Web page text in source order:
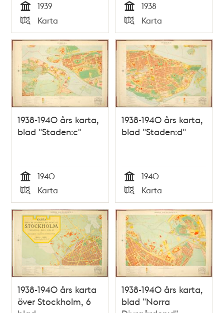
Tid
1939
Typ
Karta Tid
1938
Typ
Karta
1938-1940 års karta,
blad "Staden:c"
Tid
1940
Typ
Karta
1938-1940 års karta,
blad "Staden:d"
Tid
1940
Typ
Karta
1938-1940 års karta
över Stockholm, 6
1938-1940 års karta,
blad "Norra